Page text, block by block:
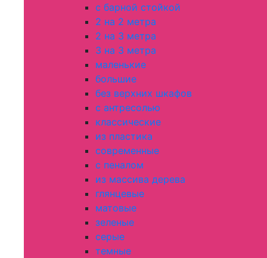
с барной стойкой
2 на 2 метра
2 на 3 метра
3 на 3 метра
маленькие
большие
без верхних шкафов
с антресолью
классические
из пластика
современные
с пеналом
из массива дерева
глянцевые
матовые
зеленые
серые
темные